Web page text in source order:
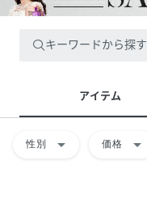
キーワードから探す
アイテム
性別 arrow_drop_down 価格 arrow_drop_down